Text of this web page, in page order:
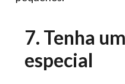
7. Tenha
especial